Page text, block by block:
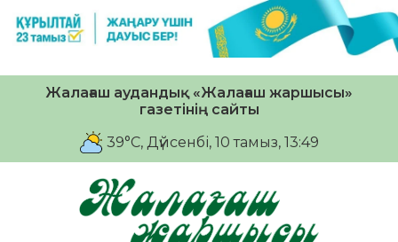
Жалағаш аудандық «Жалағаш жаршысы»
газетінің сайты
39°C, Дүйсенбі, 10 тамыз, 13:49